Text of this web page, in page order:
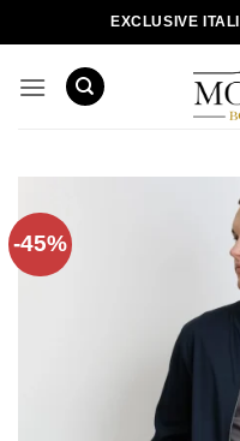
EXCLUSIVE
-45%